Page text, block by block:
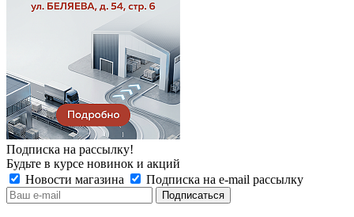
Подписка на рассылку!
Будьте в курсе новинок и акций
Новости магазина
Подписка на e-mail рассылку